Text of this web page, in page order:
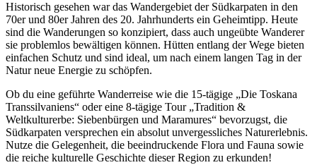
Historisch gesehen war das Wandergebiet der Südkarpaten in den
70er und 80er Jahren des 20. Jahrhunderts ein Geheimtipp. Heute
sind die Wanderungen so konzipiert, dass auch ungeübte Wanderer
sie problemlos bewältigen können. Hütten entlang der Wege bieten
einfachen Schutz und sind ideal, um nach einem langen Tag in der
Natur neue Energie zu schöpfen.
Ob du eine geführte Wanderreise wie die 15-tägige „Die Toskana
Transsilvaniens“ oder eine 8-tägige Tour „Tradition &
Weltkulturerbe: Siebenbürgen und Maramures“ bevorzugst, die
Südkarpaten versprechen ein absolut unvergessliches Naturerlebnis.
Nutze die Gelegenheit, die beeindruckende Flora und Fauna sowie
die reiche kulturelle Geschichte dieser Region zu erkunden!